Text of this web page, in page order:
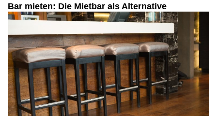
Bar mieten: Die Mietbar als Alternative